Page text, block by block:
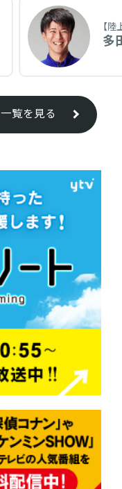
【陸
多
一覧を見る